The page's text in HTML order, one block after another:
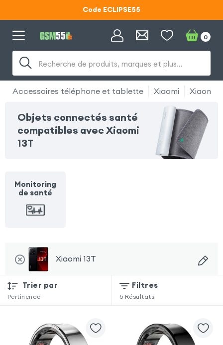
Code ECLIPSE55
Lunettes d'éclipse OFFERTES
Recherche de produits, marques et plus…
0
Accessoires téléphone et tablette Xiaomi Xiaomi
Objets connectés santé
compatibles avec Xiaomi
13T
Monitoring
de santé
Xiaomi 13T
Trier par
Pertinence
Filtres
5 Résultats